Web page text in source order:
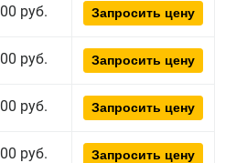
руб. Запросить цену
руб. Запросить цену
руб. Запросить цену
руб. Запросить цену